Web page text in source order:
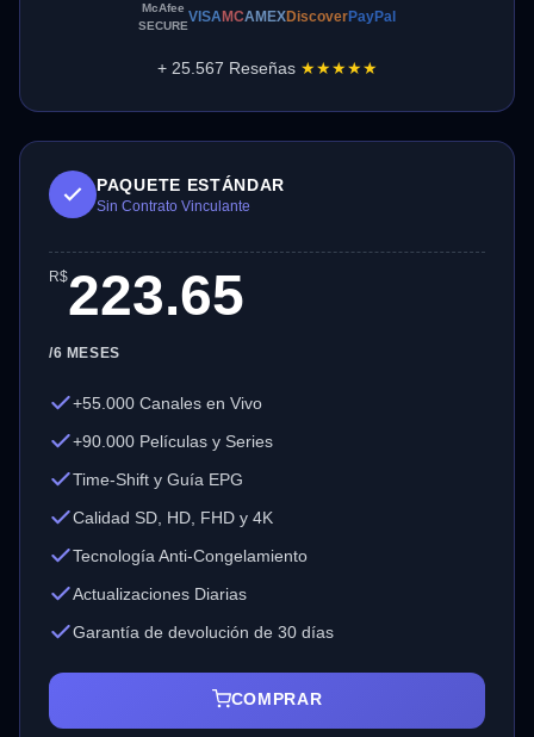
McAfee
SECURE
VISAMCAMEXDiscoverPayPal
+ 25.567 Reseñas ★★★★★
PAQUETE ESTÁNDAR
Sin Contrato Vinculante
R$223.65
/6 MESES
+55.000 Canales en Vivo
+90.000 Películas y Series
Time-Shift y Guía EPG
Calidad SD, HD, FHD y 4K
Tecnología Anti-Congelamiento
Actualizaciones Diarias
Garantía de devolución de 30 días
COMPRAR